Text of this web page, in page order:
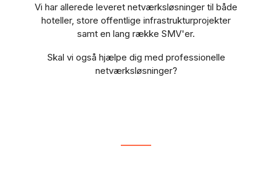
Vi har allerede leveret netværksløsninger til både
hoteller, store offentlige infrastrukturprojekter
samt en lang række SMV'er.
Skal vi også hjælpe dig med professionelle
netværksløsninger?